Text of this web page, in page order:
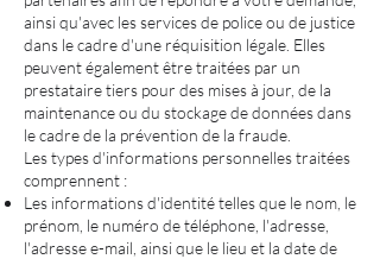
ainsi qu'avec les services de police ou de justice
dans le cadre d'une réquisition légale. Elles
peuvent également être traitées par un
prestataire tiers pour des mises à jour, de la
maintenance ou du stockage de données dans
le cadre de la prévention de la fraude.
Les types d'informations personnelles traitées
comprennent :
Les informations d'identité telles que le nom, le
prénom, le numéro de téléphone, l'adresse,
l'adresse e-mail, ainsi que le lieu et la date de